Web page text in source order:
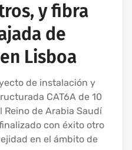
y fibra
de
Lisboa
de instalación y
CAT6A de 10
Reino de Arabia Saudí
con éxito otro
en el ámbito de